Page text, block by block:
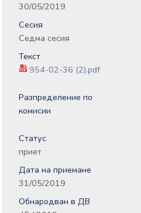
30/05/2019
Сесия
Седма сесия
Текст
954-02-36 (2).pdf
Разпределение по
комисии
Статус
приет
Дата на приемане
31/05/2019
Обнародван в ДВ